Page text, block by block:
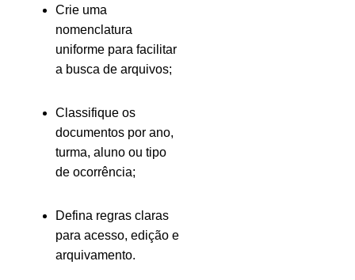
Crie uma
nomenclatura
uniforme para facilitar
a busca de arquivos;
Classifique os
documentos por ano,
turma, aluno ou tipo
de ocorrência;
Defina regras claras
para acesso, edição e
arquivamento.